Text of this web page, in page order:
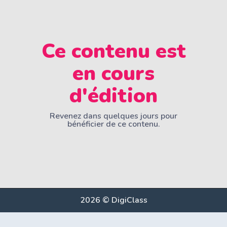
Ce contenu est
en cours
d'édition
Revenez dans quelques jours pour
bénéficier de ce contenu.
2026 © DigiClass